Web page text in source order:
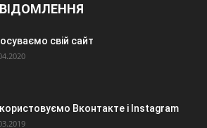
свій сайт
Вконтакте і Instagram